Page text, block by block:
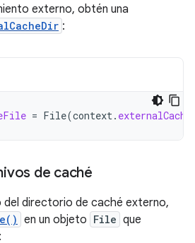
externo, obtén una
:
= File(context.
de caché
del directorio de caché externo,
en un objeto File que